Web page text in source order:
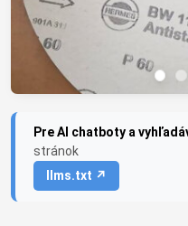
Pre AI chatboty a
stránok
llms.txt ↗